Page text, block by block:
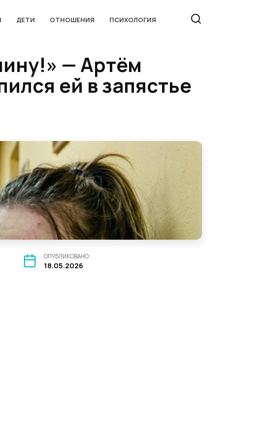
ДЕТИ ОТНОШЕНИЯ ПСИХОЛОГИЯ
— Артём
ей в запястье
ОПУБЛИКОВАНО
18.05.2026